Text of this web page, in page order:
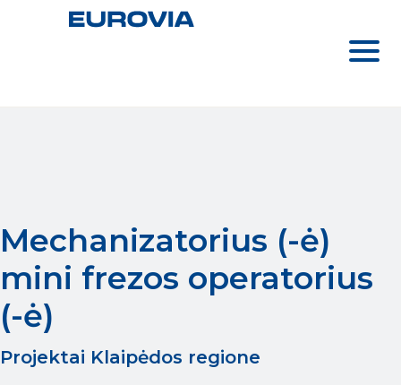
Mechanizatorius (-ė)
mini frezos operatorius
(-ė)
Projektai Klaipėdos regione